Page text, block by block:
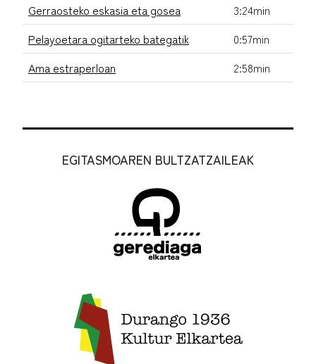
Gerraosteko eskasia eta gosea
3:24min
Pelayoetara ogitarteko bategatik
0:57min
Ama estraperloan
2:58min
EGITASMOAREN BULTZATZAILEAK